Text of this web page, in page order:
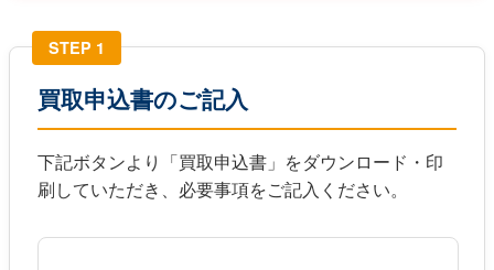
STEP 1
買取申込書のご記入
下記ボタンより「買取申込書」をダウンロード・印
刷していただき、必要事項をご記入ください。